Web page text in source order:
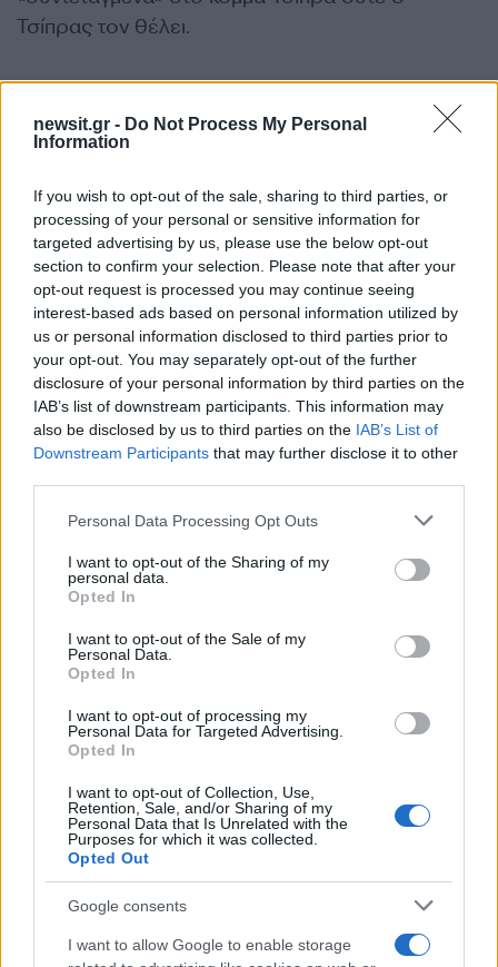
newsit.gr - Do Not Process My Personal
Information
If you wish to opt-out of the sale, sharing to third parties, or
processing of your personal or sensitive information for
targeted advertising by us, please use the below opt-out
section to confirm your selection. Please note that after your
opt-out request is processed you may continue seeing
interest-based ads based on personal information utilized by
us or personal information disclosed to third parties prior to
your opt-out. You may separately opt-out of the further
disclosure of your personal information by third parties on the
IAB’s list of downstream participants. This information may
also be disclosed by us to third parties on the IAB’s List of
Downstream Participants that may further disclose it to other
Please note that this website/app uses one or more Google
not limited to your visit or usage behaviour. You may click to
grant or deny consent to Google and its third-party tags to
use your data for below specified purposes in below Google
consent section.
Personal Data Processing Opt Outs
I want to opt-out of the Sharing of my
personal data.
Opted In
I want to opt-out of the Sale of my
Personal Data.
Opted In
I want to opt-out of processing my
Personal Data for Targeted Advertising.
Opted In
I want to opt-out of Collection, Use,
Retention, Sale, and/or Sharing of my
Personal Data that Is Unrelated with the
Purposes for which it was collected.
Opted Out
Google consents
I want to allow Google to enable storage
Τσίπρας τον θέλει.
πρόεδρος της Νέας Αριστεράς,πιθανόν θα
είναι από τους πρώτους που θα φύγει από
βουλευτής για να ενταχθεί στο κόμμα Τσίπρα.
Δεν θέλει να αφήσει ξεκρέμαστους τους
συνεργάτες του και μαθαίνω ότιψάχνει για την
αποκατάσταση τους.
ΤονΙούνιο, τον «μήνα του θερισμού» έδειξε ο
Αλέξης Τσίπρας για τηνανακοίνωση του
επεξεργασία είναι και το site του νέου κόμματος.
Τεχνικού χαρακτήρα είναι κυρίως οι
λεπτομέρειες που έχουν μείνει.
Εκλογές το 2027
πρωθυπουργός δεν πιστεύει ότι θα γίνουν
πρόωρες εκλογές τον Σεπτέμβριο – Οκτώβριο.
Θεωρεί ότι ο Κυριάκος Μητσοτάκης καλλιεργεί
τεχνηέντως αυτό το σενάριο για να συσπειρώσει
το κόμμα του.Θα πάει εκλογές στο τέλος της
τετραετίαςδιότι δεν έχει να κερδίσει κάτι αν τις